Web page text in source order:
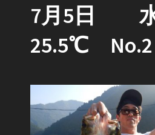
7月5日
25.5℃ No.2